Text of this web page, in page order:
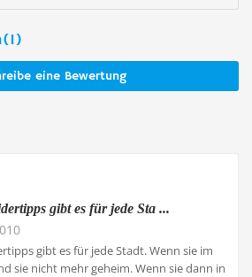
eine Bewertung
gibt es für jede Sta ...
gibt es für jede Stadt. Wenn sie im
sie nicht mehr geheim. Wenn sie dann in